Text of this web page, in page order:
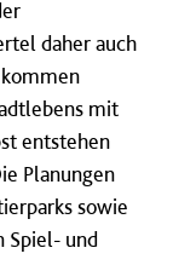
daher auch
mit
entstehen
Planungen
sowie
Spiel- und